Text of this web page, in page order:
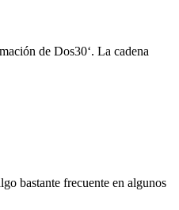
de Dos30‘. La cadena
bastante frecuente en algunos